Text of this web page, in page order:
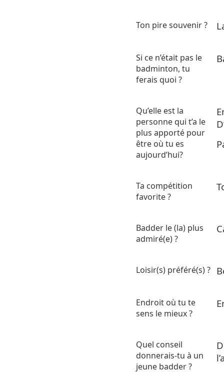
Ton pire souvenir ?
Si ce n’était pas le
badminton, tu
ferais quoi ?
Qu’elle est la
personne qui t’a le
plus apporté pour
être où tu es
aujourd’hui?
Ta compétition
favorite ?
Badder le (la) plus
admiré(e) ?
Loisir(s) préféré(s) ?
Endroit où tu te
sens le mieux ?
Quel conseil
donnerais-tu à un
jeune badder ?